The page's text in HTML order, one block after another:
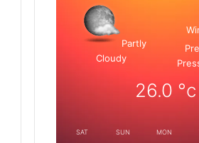
Partly
Cloudy
26.0 °c
SAT SUN MON